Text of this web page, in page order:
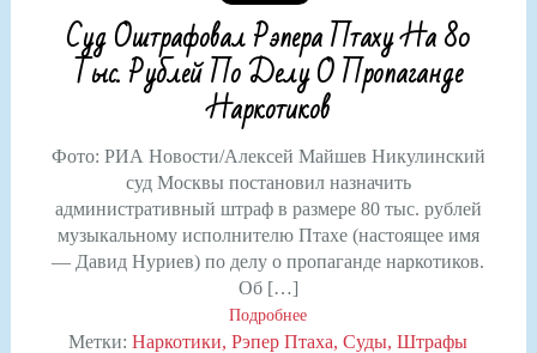
Суд Оштрафовал Рэпера Птаху На 80
Тыс. Рублей По Делу О Пропаганде
Наркотиков
Фото: РИА Новости/Алексей Майшев Никулинский
суд Москвы постановил назначить
административный штраф в размере 80 тыс. рублей
музыкальному исполнителю Птахе (настоящее имя
— Давид Нуриев) по делу о пропаганде наркотиков.
Об […]
Подробнее
Метки:Наркотики Рэпер Птаха Суды Штрафы